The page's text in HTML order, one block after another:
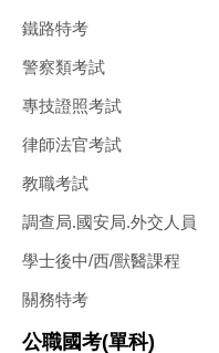
鐵路特考
警察類考試
專技證照考試
律師法官考試
教職考試
調查局.國安局.外交人員
學士後中/西/獸醫課程
關務特考
公職國考(單科)